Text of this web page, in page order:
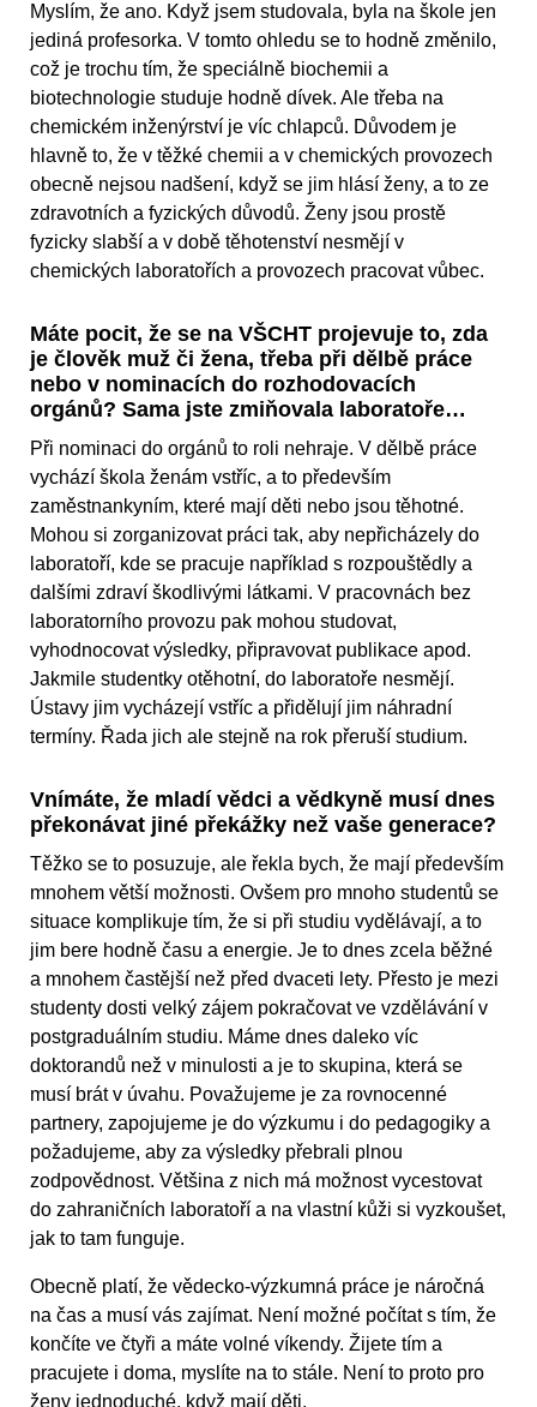
Myslím, že ano. Když jsem studovala, byla na škole jen
jediná profesorka. V tomto ohledu se to hodně změnilo,
což je trochu tím, že speciálně biochemii a
biotechnologie studuje hodně dívek. Ale třeba na
chemickém inženýrství je víc chlapců. Důvodem je
hlavně to, že v těžké chemii a v chemických provozech
obecně nejsou nadšení, když se jim hlásí ženy, a to ze
zdravotních a fyzických důvodů. Ženy jsou prostě
fyzicky slabší a v době těhotenství nesmějí v
chemických laboratořích a provozech pracovat vůbec.
Máte pocit, že se na VŠCHT projevuje to, zda
je člověk muž či žena, třeba při dělbě práce
nebo v nominacích do rozhodovacích
orgánů? Sama jste zmiňovala laboratoře…
Při nominaci do orgánů to roli nehraje. V dělbě práce
vychází škola ženám vstříc, a to především
zaměstnankyním, které mají děti nebo jsou těhotné.
Mohou si zorganizovat práci tak, aby nepřicházely do
laboratoří, kde se pracuje například s rozpouštědly a
dalšími zdraví škodlivými látkami. V pracovnách bez
laboratorního provozu pak mohou studovat,
vyhodnocovat výsledky, připravovat publikace apod.
Jakmile studentky otěhotní, do laboratoře nesmějí.
Ústavy jim vycházejí vstříc a přidělují jim náhradní
termíny. Řada jich ale stejně na rok přeruší studium.
Vnímáte, že mladí vědci a vědkyně musí dnes
překonávat jiné překážky než vaše generace?
Těžko se to posuzuje, ale řekla bych, že mají především
mnohem větší možnosti. Ovšem pro mnoho studentů se
situace komplikuje tím, že si při studiu vydělávají, a to
jim bere hodně času a energie. Je to dnes zcela běžné
a mnohem častější než před dvaceti lety. Přesto je mezi
studenty dosti velký zájem pokračovat ve vzdělávání v
postgraduálním studiu. Máme dnes daleko víc
doktorandů než v minulosti a je to skupina, která se
musí brát v úvahu. Považujeme je za rovnocenné
partnery, zapojujeme je do výzkumu i do pedagogiky a
požadujeme, aby za výsledky přebrali plnou
zodpovědnost. Většina z nich má možnost vycestovat
do zahraničních laboratoří a na vlastní kůži si vyzkoušet,
jak to tam funguje.
Obecně platí, že vědecko-výzkumná práce je náročná
na čas a musí vás zajímat. Není možné počítat s tím, že
končíte ve čtyři a máte volné víkendy. Žijete tím a
pracujete i doma, myslíte na to stále. Není to proto pro
ženy jednoduché, když mají děti.